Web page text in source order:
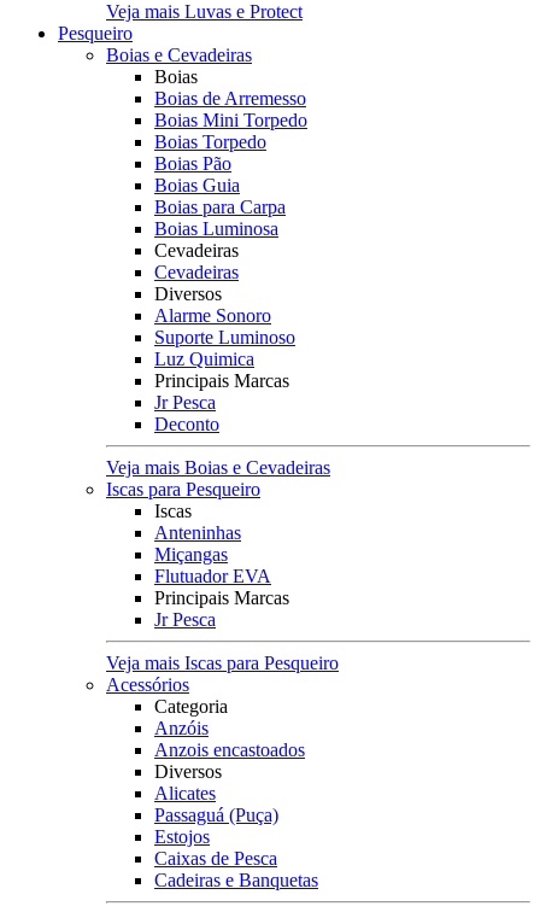
Veja mais Luvas e Protect
Pesqueiro
Boias e Cevadeiras
Boias
Boias de Arremesso
Boias Mini Torpedo
Boias Torpedo
Boias Pão
Boias Guia
Boias para Carpa
Boias Luminosa
Cevadeiras
Cevadeiras
Diversos
Alarme Sonoro
Suporte Luminoso
Luz Quimica
Principais Marcas
Jr Pesca
Deconto
Veja mais Boias e Cevadeiras
Iscas para Pesqueiro
Iscas
Anteninhas
Miçangas
Flutuador EVA
Principais Marcas
Jr Pesca
Veja mais Iscas para Pesqueiro
Acessórios
Categoria
Anzóis
Anzois encastoados
Diversos
Alicates
Passaguá (Puça)
Estojos
Caixas de Pesca
Cadeiras e Banquetas